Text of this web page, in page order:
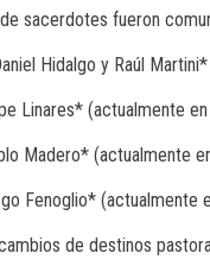
sacerdotes fueron
Hidalgo y Raúl
Linares* (actualmente
Madero* (actualmente
Fenoglio* (actualmente
de destinos